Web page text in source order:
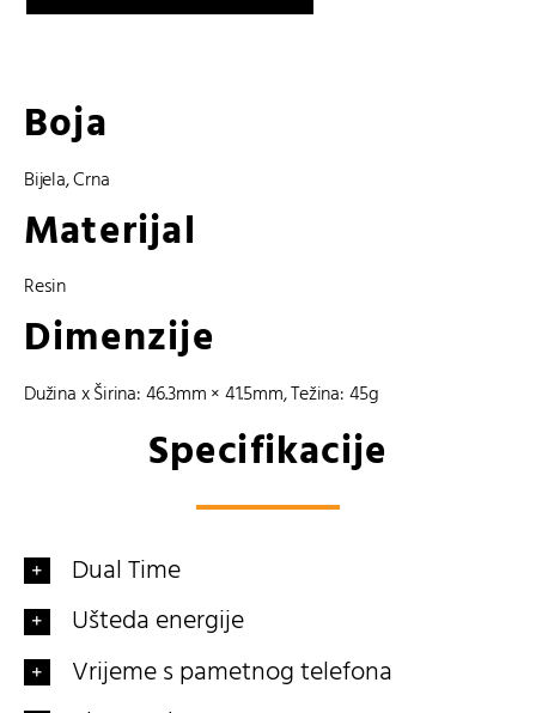
Boja
Bijela,Crna
Materijal
Resin
Dimenzije
Dužina x Širina: 46.3mm × 41.5mm, Težina: 45g
Specifikacije
Dual Time
Ušteda energije
Vrijeme s pametnog telefona